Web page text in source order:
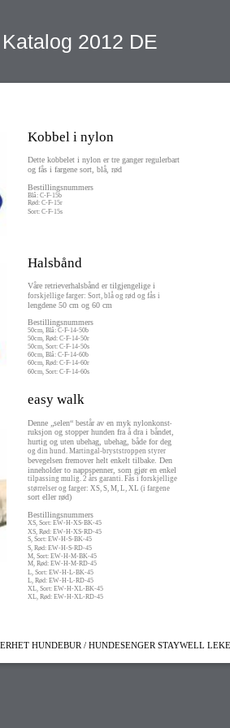
2012 DE
Kobbel i nylon
Dette kobbelet i nylon er tre ganger regulerbart
og fås i fargene sort, blå, rød
Bestillingsnummers
Blå: C-F-15b
Rød: C-F-15r
Sort: C-F-15s
Halsbånd
Våre retrieverhalsbånd er tilgjengelige i
forskjellige farger: Sort, blå og rød og fås i
lengdene 50 cm og 60 cm
Bestillingsnummers
50cm, Blå: C-F-14-50b
50cm, Rød: C-F-14-50r
50cm, Sort: C-F-14-50s
60cm, Blå: C-F-14-60b
60cm, Rød: C-F-14-60r
60cm, Sort: C-F-14-60s
easy walk
Denne „selen“ består av en myk nylonkonst-
ruksjon og stopper hunden fra å dra i båndet,
hurtig og uten ubehag, ubehag, både for deg
og din hund. Martingal-bryststroppen styrer
bevegelsen fremover helt enkelt tilbake. Den
inneholder to nappspenner, som gjør en enkel
tilpassing mulig. 2 års garanti. Fås i forskjellige
størrelser og farger: XS, S, M, L, XL (i fargene
sort eller rød)
Bestillingsnummers
XS, Sort: EW-H-XS-BK-45
XS, Rød: EW-H-XS-RD-45
S, Sort: EW-H-S-BK-45
S, Rød: EW-H-S-RD-45
M, Sort: EW-H-M-BK-45
M, Rød: EW-H-M-RD-45
L, Sort: EW-H-L-BK-45
L, Rød: EW-H-L-RD-45
XL, Sort: EW-H-XL-BK-45
XL, Rød: EW-H-XL-RD-45
HUNDEBUR / HUNDESENGER STAYWELL